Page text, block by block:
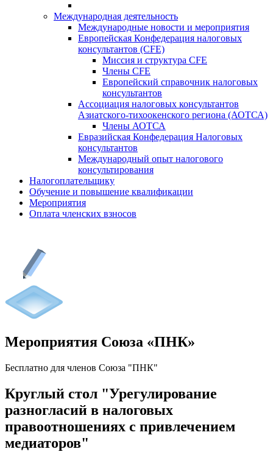
Международная деятельность
Международные новости и мероприятия
Европейская Конфедерация налоговых
консультантов (CFE)
Миссия и структура CFE
Члены CFE
Европейский справочник налоговых
консультантов
Ассоциация налоговых консультантов
Азиатского-тихоокенского региона (АОТСА)
Члены АОТСА
Евразийская Конфедерация Налоговых
консультантов
Международный опыт налогового
консультирования
Налогоплательщику
Обучение и повышение квалификации
Мероприятия
Оплата членских взносов
Мероприятия Союза «ПНК»
Бесплатно для членов Союза "ПНК"
Круглый стол "Урегулирование
разногласий в налоговых
правоотношениях с привлечением
медиаторов"